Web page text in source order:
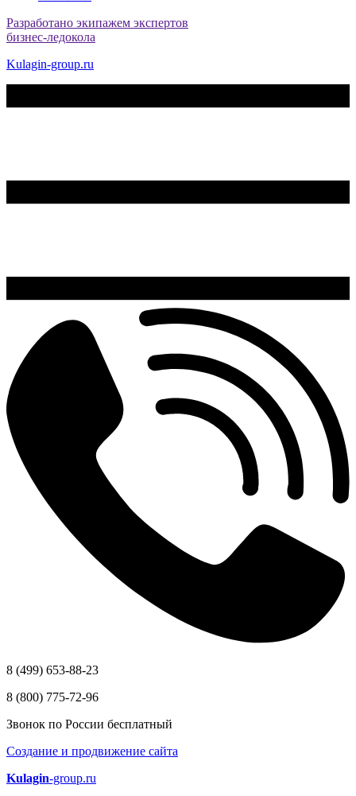
Разработано экипажем экспертов
бизнес-ледокола
Kulagin-group.ru
8 (499) 653-88-23
8 (800) 775-72-96
Звонок по России бесплатный
Создание и продвижение сайта
Kulagin-group.ru